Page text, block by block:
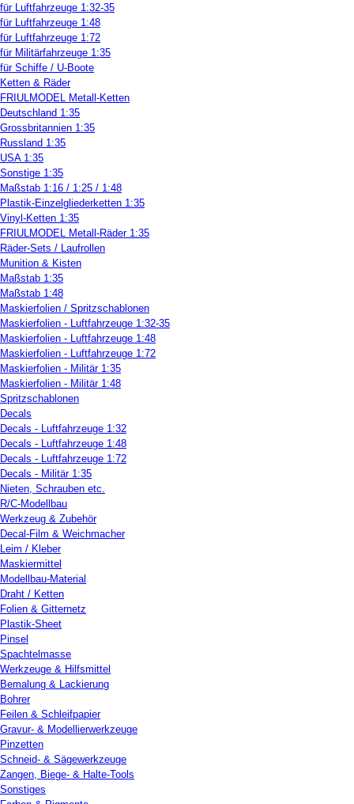
für Luftfahrzeuge 1:32-35
für Luftfahrzeuge 1:48
für Luftfahrzeuge 1:72
für Militärfahrzeuge 1:35
für Schiffe / U-Boote
Ketten & Räder
FRIULMODEL Metall-Ketten
Deutschland 1:35
Grossbritannien 1:35
Russland 1:35
USA 1:35
Sonstige 1:35
Maßstab 1:16 / 1:25 / 1:48
Plastik-Einzelgliederketten 1:35
Vinyl-Ketten 1:35
FRIULMODEL Metall-Räder 1:35
Räder-Sets / Laufrollen
Munition & Kisten
Maßstab 1:35
Maßstab 1:48
Maskierfolien / Spritzschablonen
Maskierfolien - Luftfahrzeuge 1:32-35
Maskierfolien - Luftfahrzeuge 1:48
Maskierfolien - Luftfahrzeuge 1:72
Maskierfolien - Militär 1:35
Maskierfolien - Militär 1:48
Spritzschablonen
Decals
Decals - Luftfahrzeuge 1:32
Decals - Luftfahrzeuge 1:48
Decals - Luftfahrzeuge 1:72
Decals - Militär 1:35
Nieten, Schrauben etc.
R/C-Modellbau
Werkzeug & Zubehör
Decal-Film & Weichmacher
Leim / Kleber
Maskiermittel
Modellbau-Material
Draht / Ketten
Folien & Gitternetz
Plastik-Sheet
Pinsel
Spachtelmasse
Werkzeuge & Hilfsmittel
Bemalung & Lackierung
Bohrer
Feilen & Schleifpapier
Gravur- & Modellierwerkzeuge
Pinzetten
Schneid- & Sägewerkzeuge
Zangen, Biege- & Halte-Tools
Sonstiges